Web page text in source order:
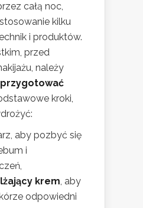
całą noc,
kilku
i produktów.
przed
należy
przygotować
kroki,
aby pozbyć się
i
krem, aby
odpowiedni